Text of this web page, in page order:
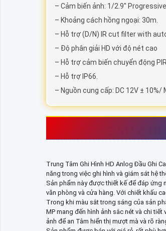
– Cảm biến ảnh: 1/2.9″
– Khoảng cách hồng ngoại: 30m.
– Hỗ trợ (D/N) IR cut filter with
– Độ phân giải HD với độ nét cao
– Hỗ trợ cảm biến chuyển động
– Hỗ trợ IP66.
– Nguồn cung cấp: DC 12V ± 10%/
Trung Tâm Ghi Hình HD Anlog Đầu Ghi
năng trong việc ghi hình và giám sát hệ
Sản phẩm này được thiết kế để đáp ứng
văn phòng và cửa hàng. Với chiết khấu
Trong khi màu sắt trong sáng của sản
MP mang đến hình ảnh sắc nét và chi
ảnh để an Tâm hiển thị mượt mà và rõ